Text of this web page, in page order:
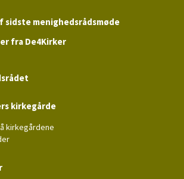
sidste menighedsrådsmøde
fra De4Kirker
kirkegårde
kirkegårdene